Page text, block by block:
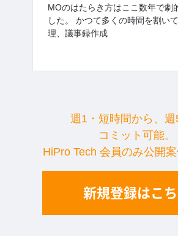
MOのはたらき方はここ数年で劇
した。 かつて多くの時間を割い
理、議事録作成
週1・短時間から、
コミット可能。
HiPro Tech 会員のみ公開案
新規登録はこ